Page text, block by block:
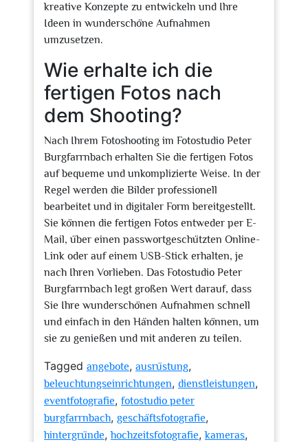
kreative Konzepte zu entwickeln und Ihre
Ideen in wunderschöne Aufnahmen
umzusetzen.
Wie erhalte ich die
fertigen Fotos nach
dem Shooting?
Nach Ihrem Fotoshooting im Fotostudio Peter
Burgfarrnbach erhalten Sie die fertigen Fotos
auf bequeme und unkomplizierte Weise. In der
Regel werden die Bilder professionell
bearbeitet und in digitaler Form bereitgestellt.
Sie können die fertigen Fotos entweder per E-
Mail, über einen passwortgeschützten Online-
Link oder auf einem USB-Stick erhalten, je
nach Ihren Vorlieben. Das Fotostudio Peter
Burgfarrnbach legt großen Wert darauf, dass
Sie Ihre wunderschönen Aufnahmen schnell
und einfach in den Händen halten können, um
sie zu genießen und mit anderen zu teilen.
Tagged angebote, ausrüstung,
beleuchtungseinrichtungen, dienstleistungen,
eventfotografie, fotostudio peter
burgfarrnbach, geschäftsfotografie,
hintergründe,hochzeitsfotografie,kameras,